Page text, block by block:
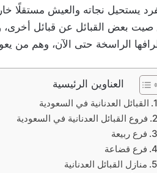
يستحيل نجاته والعيش مستقلًا
صيت بعض القبائل عن قبائل أخرى،
الراسخة حتى الآن، وهم من
العناوين الرئيسية
القبائل العدنانية في السعودية
فروع القبائل العدنانية في السعودية
فرع ربيعة
فرع قضاعة
منازل القبائل العدنانية